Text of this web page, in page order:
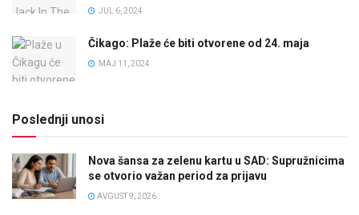
JUL 6, 2024
Čikago: Plaže će biti otvorene od 24. maja
MAJ 11, 2024
Poslednji unosi
Nova šansa za zelenu kartu u SAD: Supružnicima
se otvorio važan period za prijavu
AVGUST 9, 2026